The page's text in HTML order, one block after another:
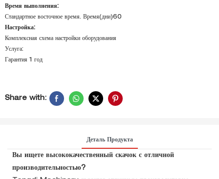
Время выполнения:
Стандартное восточное время. Время(дни)60
Настройка:
Комплексная схема настройки оборудования
Услуга:
Гарантия 1 год
Share with:
Деталь Продукта
Вы ищете высококачественный скачок с отличной
производительностью?